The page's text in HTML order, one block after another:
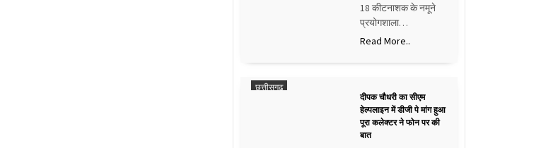
18 कीटनाशक के नमूने
प्रयोगशाला…
Read More..
छत्तीसगढ़
दीपक चौधरी का सीएम
हेल्पलाइन में डीजी पे मांग हुआ
पूरा कलेक्टर ने फोन पर की
बात